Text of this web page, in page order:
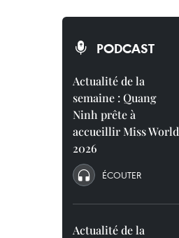
PODCAST
Actualité de la
semaine : Quang
Ninh prête à
accueillir Miss World
2026
ÉCOUTER
Actualité de la